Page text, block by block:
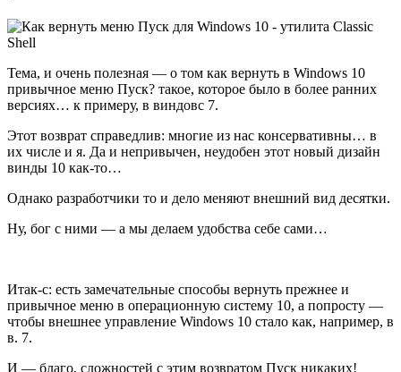
Тема, и очень полезная — о том как вернуть в Windows 10
привычное меню Пуск? такое, которое было в более ранних
версиях… к примеру, в виндовс 7.
Этот возврат справедлив: многие из нас консервативны… в
их числе и я. Да и непривычен, неудобен этот новый дизайн
винды 10 как-то…
Однако разработчики то и дело меняют внешний вид десятки.
Ну, бог с ними — а мы делаем удобства себе сами…
Итак-с: есть замечательные способы вернуть прежнее и
привычное меню в операционную систему 10, а попросту —
чтобы внешнее управление Windows 10 стало как, например, в
в. 7.
И — благо, сложностей с этим возвратом Пуск никаких!